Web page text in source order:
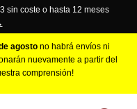
sin coste o hasta 12 meses
agostono habrá envíos ni
nuevamente a partir del
comprensión!